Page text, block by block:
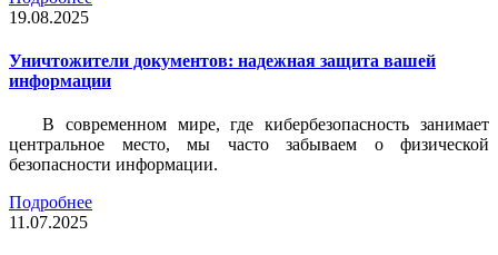
19.08.2025
Уничтожители документов: надежная защита вашей
информации
В современном мире, где кибербезопасность занимает
центральное место, мы часто забываем о физической
безопасности информации.
Подробнее
11.07.2025